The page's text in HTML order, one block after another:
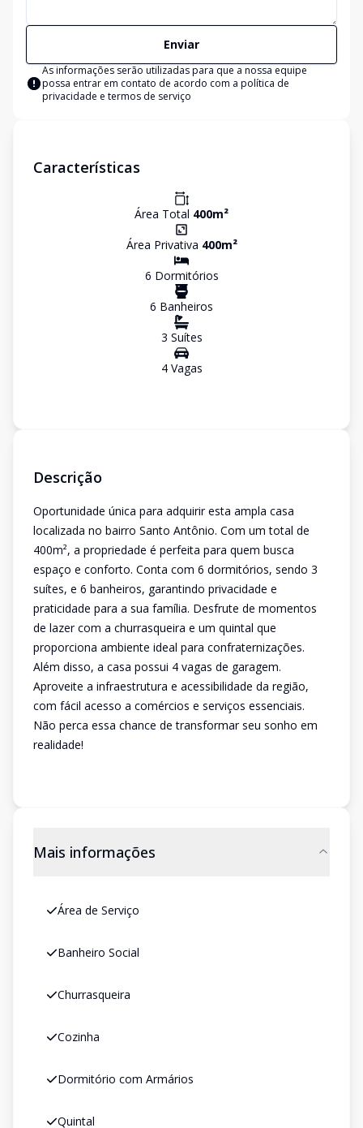
Enviar
As informações serão utilizadas para que a nossa equipe
possa entrar em contato de acordo com a política de
privacidade e termos de serviço
Características
Área Total 400m²
Área Privativa 400m²
6 Dormitórios
6 Banheiros
3 Suítes
4Vagas
Descrição
Oportunidade única para adquirir esta ampla casa
localizada no bairro Santo Antônio. Com um total de
400m², a propriedade é perfeita para quem busca
espaço e conforto. Conta com 6 dormitórios, sendo 3
suítes, e 6 banheiros, garantindo privacidade e
praticidade para a sua família. Desfrute de momentos
de lazer com a churrasqueira e um quintal que
proporciona ambiente ideal para confraternizações.
Além disso, a casa possui 4 vagas de garagem.
Aproveite a infraestrutura e acessibilidade da região,
com fácil acesso a comércios e serviços essenciais.
Não perca essa chance de transformar seu sonho em
realidade!
Mais informações
Área de Serviço
Banheiro Social
Churrasqueira
Cozinha
Dormitório com Armários
Quintal